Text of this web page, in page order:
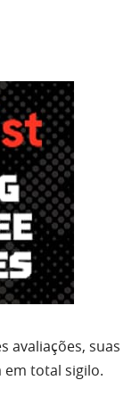
avaliações, suas
em total sigilo.